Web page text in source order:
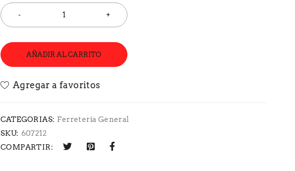
AÑADIR AL CARRITO
CATEGORIAS: Ferretería General
SKU: 607212
COMPARTIR: